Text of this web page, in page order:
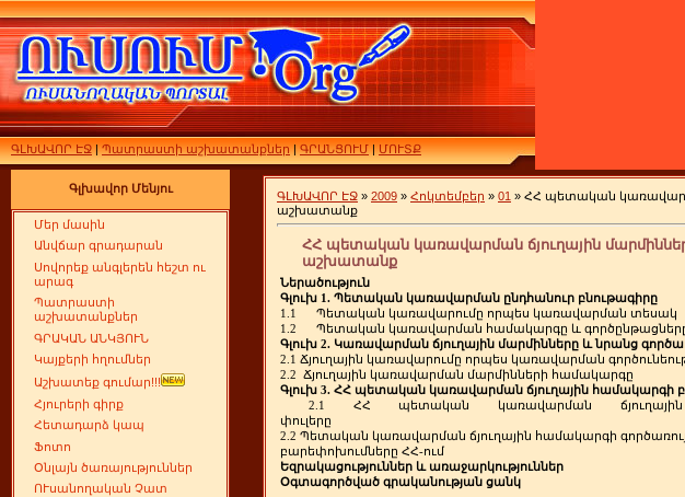
ԳԼԽԱՎՈՐ ԷՋ|Պատրաստի աշխատանքներ|ԳՐԱՆՑՈՒՄ|ՄՈՒՏՔ
Գլխավոր Մենյու
Մեր մասին
Անվճար գրադարան
Սովորեք անգլերեն հեշտ ու
արագ
Պատրաստի
աշխատանքներ
ԳՐԱԿԱՆ ԱՆԿՅՈՒՆ
Կայքերի հղումներ
Աշխատեք գումար!!!
Հյուրերի գիրք
Հետադարձ կապ
Ֆոտո
Օնլայն ծառայություններ
ՈՒսանողական Չատ
ԳԼԽԱՎՈՐ ԷՋ » 2009 » Հոկտեմբեր » 01 » ՀՀ պետական
աշխատանք
ՀՀ պետական կառավարման ճյուղային
աշխատանք
Ներածություն
Գլուխ 1. Պետական կառավարման ընդհանուր բնութագիրը
1.1 Պետական կառավարումը որպես կառավարման տեսակ
1.2 Պետական կառավարման համակարգը և
Գլուխ 2. Կառավարման ճյուղային մարմինները և նրանց
2.1 Ճյուղային կառավարումը որպես կառավարման
2.2 Ճյուղային կառավարման մարմինների համակարգը
Գլուխ 3. ՀՀ պետական կառավարման ճյուղային համակարգի
2.1 ՀՀ պետական կառավարման ճյուղային
փուլերը
2.2 Պետական կառավարման ճյուղային համակարգի
բարեփոխումները ՀՀ-ում
Եզրակացություններ և առաջարկություններ
Օգտագործված գրականության ցանկ